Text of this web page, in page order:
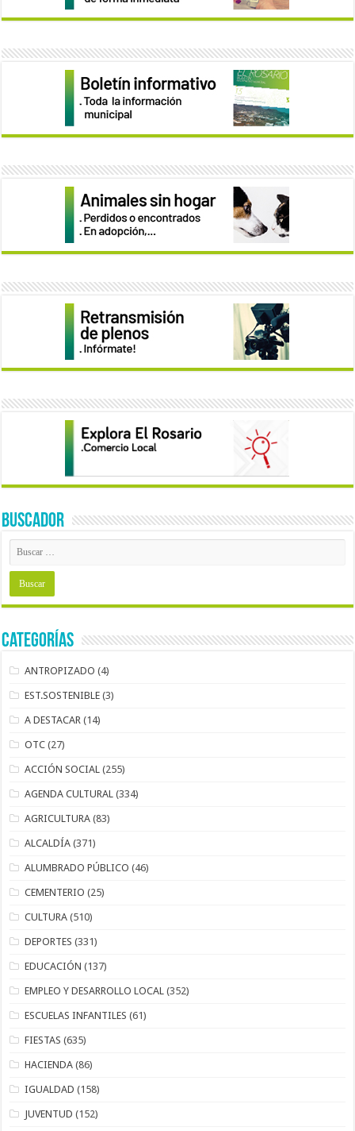
BUSCADOR
Categorías
ANTROPIZADO (4)
EST.SOSTENIBLE (3)
A DESTACAR (14)
OTC (27)
ACCIÓN SOCIAL (255)
AGENDA CULTURAL (334)
AGRICULTURA (83)
ALCALDÍA (371)
ALUMBRADO PÚBLICO (46)
CEMENTERIO (25)
CULTURA (510)
DEPORTES (331)
EDUCACIÓN (137)
EMPLEO Y DESARROLLO LOCAL (352)
ESCUELAS INFANTILES (61)
FIESTAS (635)
HACIENDA (86)
IGUALDAD (158)
JUVENTUD (152)